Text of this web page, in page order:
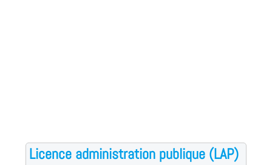
Licence administration publique (LAP)